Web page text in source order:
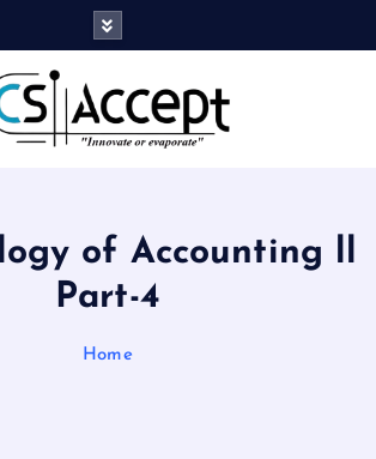
Innovate or Evaporate
of Accounting ll
Part-4
Home